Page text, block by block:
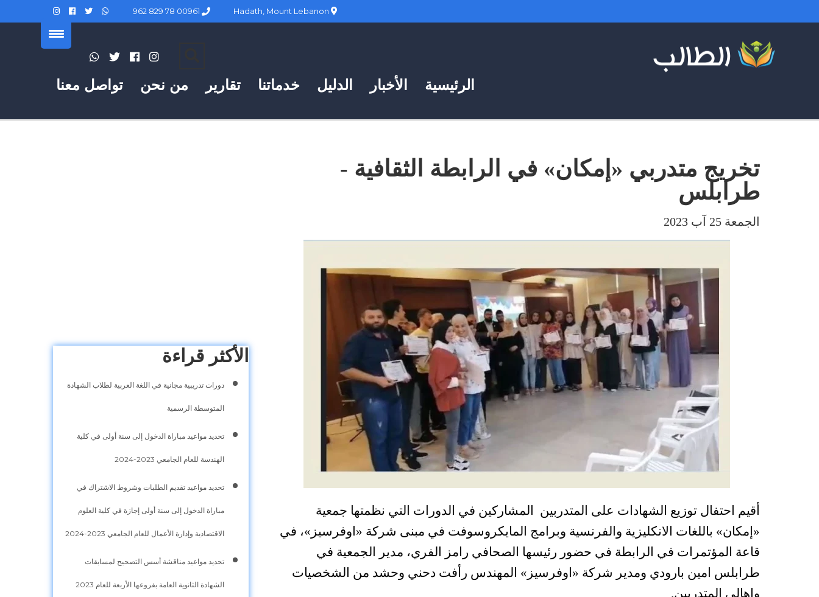
تواصل معنا من نحن تقارير خدماتنا الدليل الأخبار الرئيسية
تخريج متدربي «إمكان» في الرابطة الثقافية -
طرابلس
الجمعة 25 آب 2023
أقيم احتفال توزيع الشهادات على المتدربين المشاركين في الدورات التي نظمتها جمعية
«إمكان» باللغات الانكليزية والفرنسية وبرامج المايكروسوفت في مبنى شركة «اوفرسيز»، في
قاعة المؤتمرات في الرابطة في حضور رئيسها الصحافي رامز الفري، مدير الجمعية في
طرابلس امين بارودي ومدير شركة «اوفرسيز» المهندس رأفت دحني وحشد من الشخصيات
واهالي المتدربين.
الأكثر قراءة
دورات تدريبية مجانية في اللغة العربية لطلاب الشهادة
المتوسطة الرسمية
تحديد مواعيد مباراة الدخول إلى سنة أولى في كلية
الهندسة للعام الجامعي 2023-2024
تحديد مواعيد تقديم الطلبات وشروط الاشتراك في
مباراة الدخول إلى سنة أولى إجازة في كلية العلوم
الاقتصادية وإدارة الأعمال للعام الجامعي 2023-2024
تحديد مواعيد مناقشة أسس التصحيح لمسابقات
الشهادة الثانوية العامة بفروعها الأربعة للعام 2023